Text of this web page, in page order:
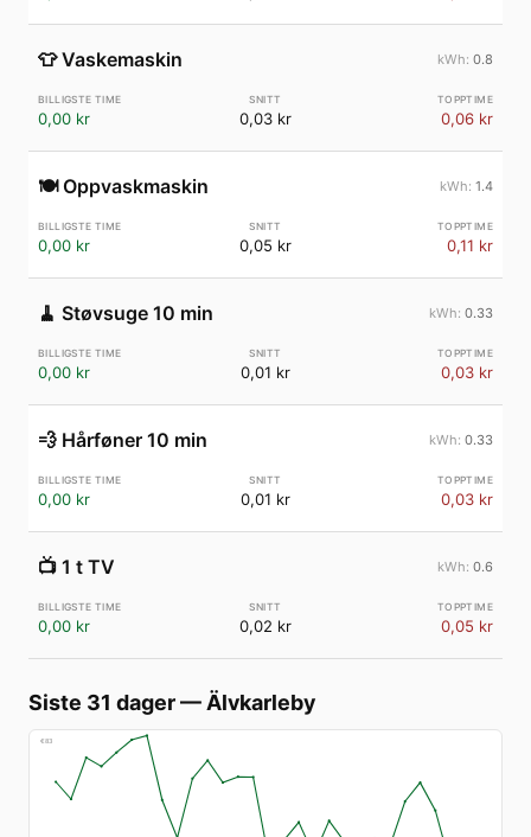
👕 Vaskemaskin 0.8
0,00 kr 0,03 kr 0,06 kr
🍽️ Oppvaskmaskin 1.4
0,00 kr 0,05 kr 0,11 kr
🧹 Støvsuge 10 min 0.33
0,00 kr 0,01 kr 0,03 kr
💨 Hårføner 10 min 0.33
0,00 kr 0,01 kr 0,03 kr
📺 1 t TV 0.6
0,00 kr 0,02 kr 0,05 kr
Siste 31 dager— Älvkarleby
€83